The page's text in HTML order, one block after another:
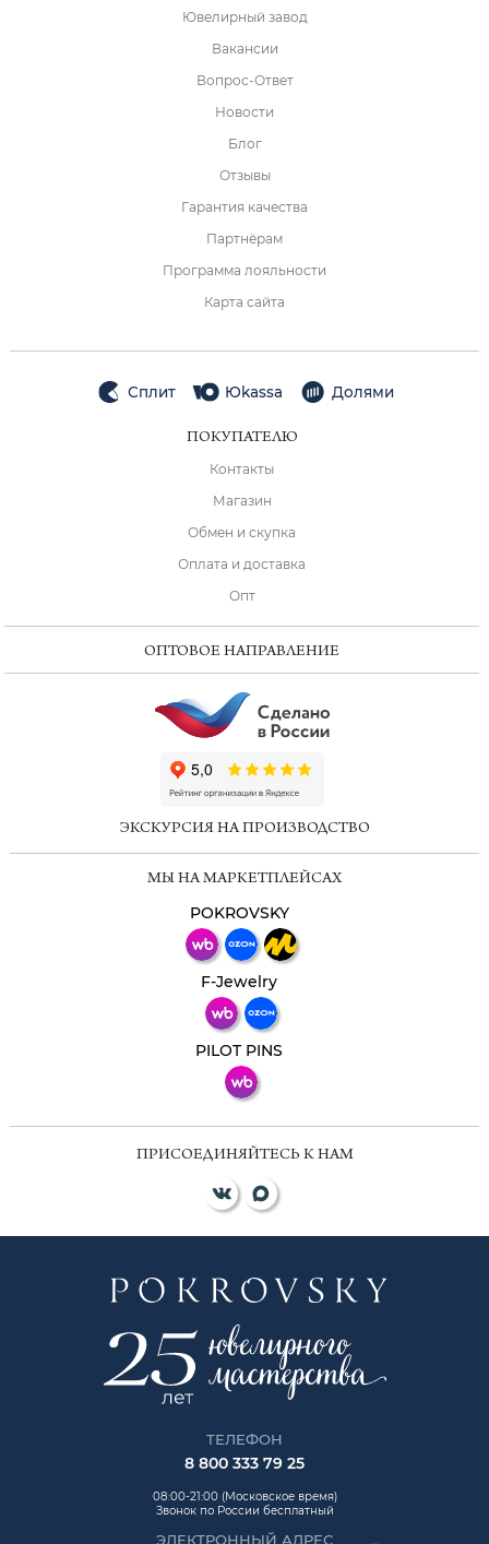
Ювелирный завод
Вакансии
Вопрос-Ответ
Новости
Блог
Отзывы
Гарантия качества
Партнёрам
Программа лояльности
Карта сайта
Сплит Юkassa Долями
ПОКУПАТЕЛЮ
Контакты
Магазин
Обмен и скупка
Оплата и доставка
Опт
ОПТОВОЕ НАПРАВЛЕНИЕ
ЭКСКУРСИЯ НА ПРОИЗВОДСТВО
МЫ НА МАРКЕТПЛЕЙСАХ
POKROVSKY
F-Jewelry
PILOT PINS
ПРИСОЕДИНЯЙТЕСЬ К НАМ
ТЕЛЕФОН
8 800 333 79 25
08:00-21:00 (Московское время)
Звонок по России бесплатный
ЭЛЕКТРОННЫЙ АДРЕС